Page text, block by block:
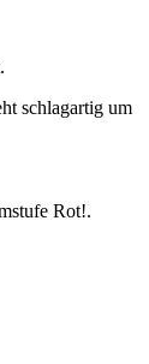
schlagartig um
Rot!.